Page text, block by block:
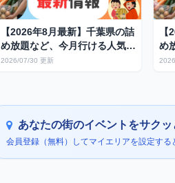
【2026年8月最新】千葉県の詰
め放題など、今月行ける人気お
得イベントまとめ
2026/07/30 更新
め
得
あなたの街のイベントをサクッ
会員登録（無料）してマイエリアを設定する